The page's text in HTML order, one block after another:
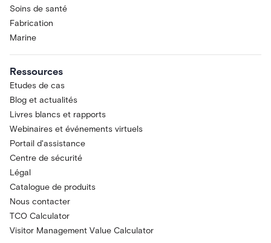
Soins de santé
Fabrication
Marine
Ressources
Etudes de cas
Blog et actualités
Livres blancs et rapports
Webinaires et événements virtuels
Portail d'assistance
Centre de sécurité
Légal
Catalogue de produits
Nous contacter
TCO Calculator
Visitor Management Value Calculator